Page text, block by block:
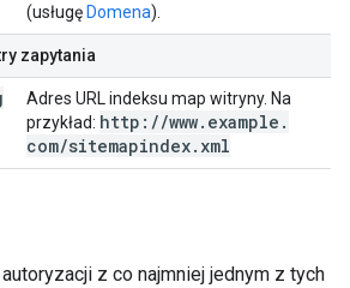
(usługę Domena).
zapytania
Adres URL indeksu map witryny. Na
przykład: http: //www. example .
com/sitemapindex. xml
z co najmniej jednym z tych